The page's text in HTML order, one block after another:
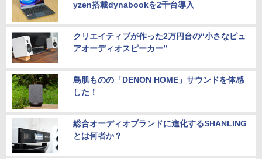
yzen搭載dynabookを2千台導入
クリエイティブが作った2万円台の“小さなピュ
アオーディオスピーカー”
鳥肌ものの「DENON HOME」サウンドを体感
した！
総合オーディオブランドに進化するSHANLING
とは何者か？